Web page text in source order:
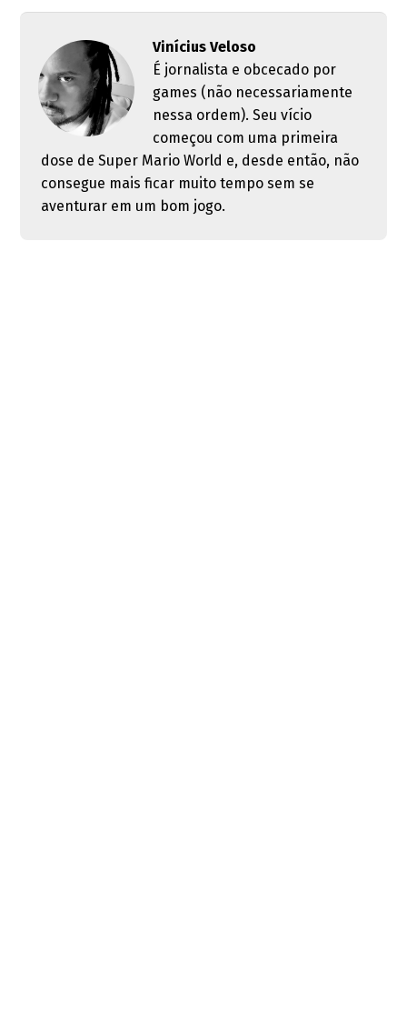
Vinícius Veloso
É jornalista e obcecado por
games (não necessariamente
nessa ordem). Seu vício
começou com uma primeira
dose de Super Mario World e, desde então, não
consegue mais ficar muito tempo sem se
aventurar em um bom jogo.